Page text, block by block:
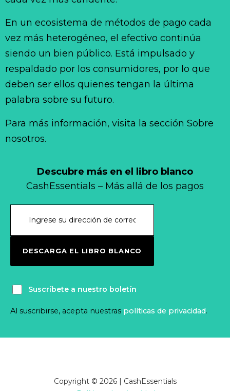
Descubre más en el libro blanco
CashEssentials – Más allá de los pagos
DESCARGA EL LIBRO BLANCO
Suscríbete a nuestro boletín
Al suscribirse, acepta nuestras políticas de privacidad.
En un ecosistema de métodos de pago cada
vez más heterogéneo, el efectivo continúa
siendo un bien público. Está impulsado y
respaldado por los consumidores, por lo que
deben ser ellos quienes tengan la última
palabra sobre su futuro.
Para más información, visita la sección Sobre
nosotros.
Copyright © 2026 | CashEssentials